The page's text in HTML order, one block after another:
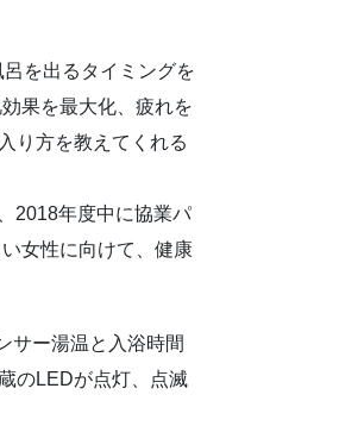
を出るタイミングを
果を最大化、疲れを
り方を教えてくれる
2018年度中に協業パ
女性に向けて、健康
サー湯温と入浴時間
のLEDが点灯、点滅